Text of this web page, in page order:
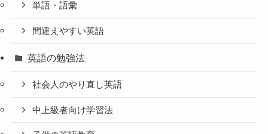
単語・語彙
間違えやすい英語
英語の勉強法
社会人のやり直し英語
中上級者向け学習法